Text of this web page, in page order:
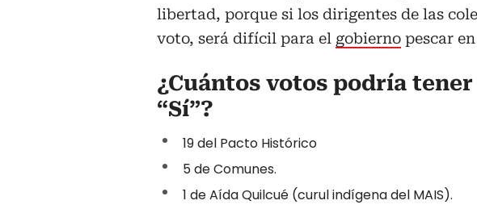
libertad, porque si los dirigentes de las
voto, será difícil para el gobierno pescar
¿Cuántos votos podría
“Sí”?
19 del Pacto Histórico
5 de Comunes.
1 de Aída Quilcué (curul indígena del MAIS).